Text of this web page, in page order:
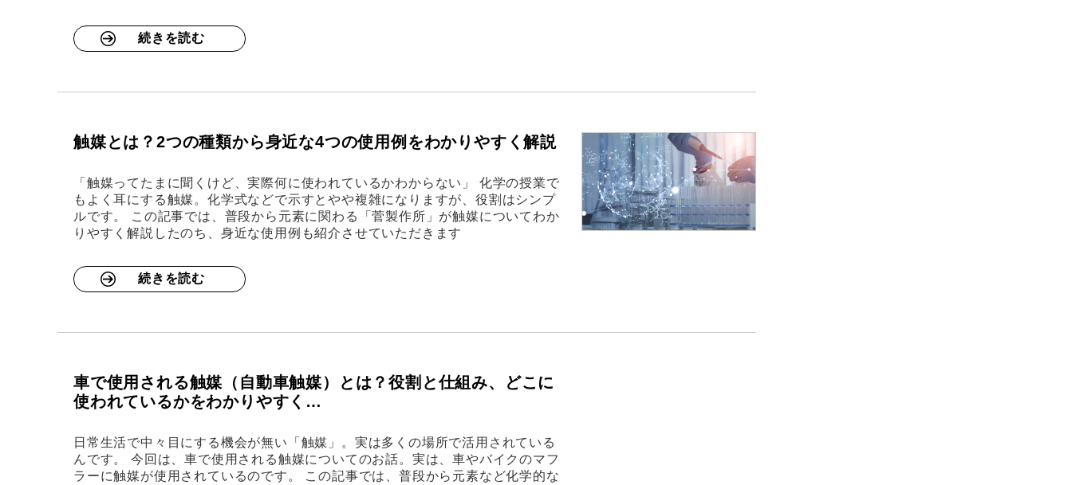
続きを読む
触媒とは？2つの種類から身近な4つの使用例をわかりやすく解説
「触媒ってたまに聞くけど、実際何に使われているかわからない」 化学の授業で
もよく耳にする触媒。化学式などで示すとやや複雑になりますが、役割はシンプ
ルです。 この記事では、普段から元素に関わる「菅製作所」が触媒についてわか
りやすく解説したのち、身近な使用例も紹介させていただきます
続きを読む
車で使用される触媒（自動車触媒）とは？役割と仕組み、どこに
使われているかをわかりやすく…
日常生活で中々目にする機会が無い「触媒」。実は多くの場所で活用されている
んです。 今回は、車で使用される触媒についてのお話。実は、車やバイクのマフ
ラーに触媒が使用されているのです。 この記事では、普段から元素など化学的な